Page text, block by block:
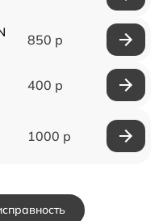
850 р
400 р
1000 р